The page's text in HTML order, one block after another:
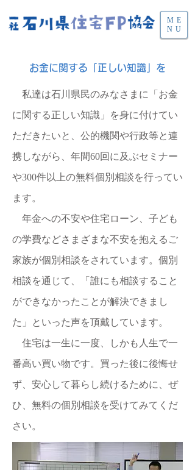
ME
NU
お金に関する「正しい知識」を
​ 私達は石川県民のみなさまに「お金
に関する正しい知識」を身に付けてい
ただきたいと、公的機関や行政等と連
携しながら、年間60回に及ぶセミナー
や300件以上の無料個別相談を行ってい
ます。
​ 年金への不安や住宅ローン、子ども
の学費などさまざまな不安を抱えるご
家族が個別相談をされています。個別
相談を通じて、「誰にも相談すること
ができなかったことが解決できまし
た」といった声を頂戴しています。
住宅は一生に一度、しかも人生で一
番高い買い物です​。買った後に後悔せ
ず、安心して暮らし続けるために、ぜ
ひ、無料の個別相談を受けてみてくだ
さい。